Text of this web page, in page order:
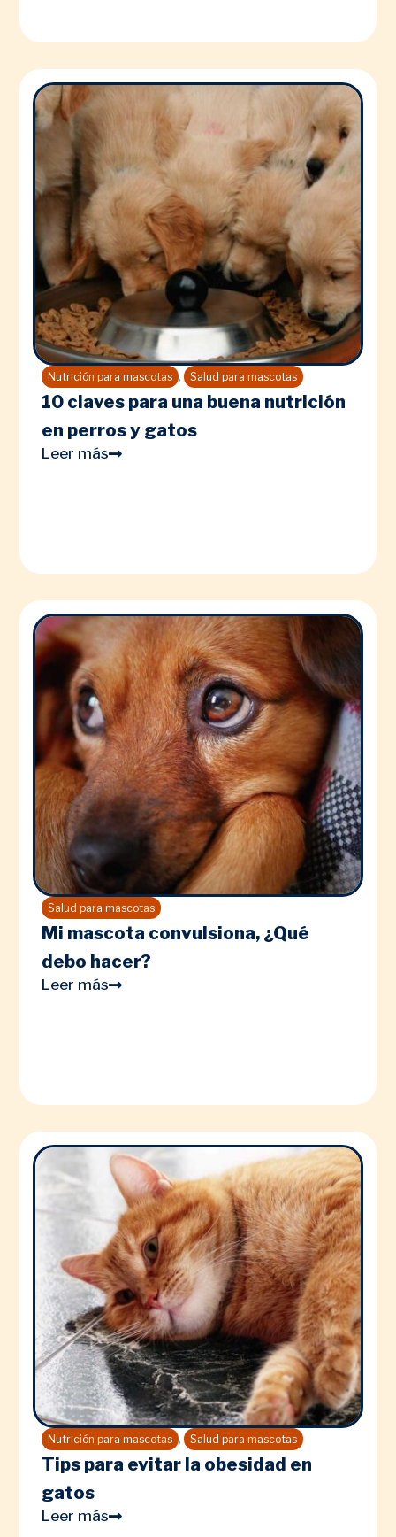
Nutrición para mascotas , Salud para mascotas
10 claves para una buena nutrición
en perros y gatos
Leer más
Salud para mascotas
Mi mascota convulsiona, ¿Qué
debo hacer?
Leer más
Nutrición para mascotas , Salud para mascotas
Tips para evitar la obesidad en
gatos
Leer más